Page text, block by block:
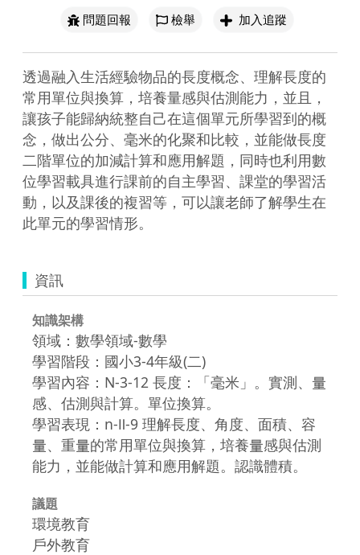
問題回報
檢舉 加入追蹤
透過融入生活經驗物品的長度概念、理解長度的
常用單位與換算，培養量感與估測能力，並且，
讓孩子能歸納統整自己在這個單元所學習到的概
念，做出公分、毫米的化聚和比較，並能做長度
二階單位的加減計算和應用解題，同時也利用數
位學習載具進行課前的自主學習、課堂的學習活
動，以及課後的複習等，可以讓老師了解學生在
此單元的學習情形。
資訊
知識架構
領域：數學領域-數學
學習階段：國小3-4年級(二)
學習內容：N-3-12 長度：「毫米」。實測、量
感、估測與計算。單位換算。
學習表現：n-Ⅱ-9 理解長度、角度、面積、容
量、重量的常用單位與換算，培養量感與估測
能力，並能做計算和應用解題。認識體積。
議題
環境教育
戶外教育